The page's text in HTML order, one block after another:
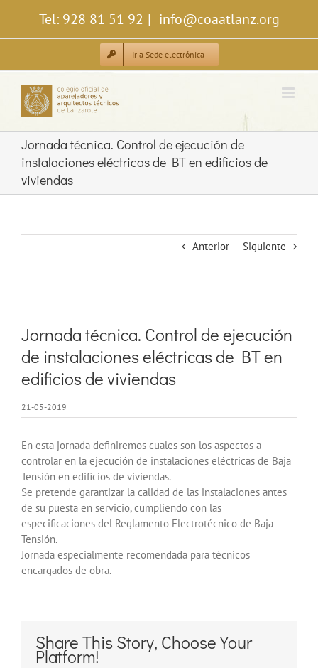
contenido
Tel: 928 81 51 92 | info@coaatlanz.org
Ir a Sede electrónica
Jornada técnica. Control de ejecución de
instalaciones eléctricas de BT en edificios de
viviendas
Anterior Siguiente
más
grande
Jornada técnica. Control de ejecución
de instalaciones eléctricas de BT en
edificios de viviendas
21-05-2019
En esta jornada definiremos cuales son los aspectos a
controlar en la ejecución de instalaciones eléctricas de Baja
Tensión en edificios de viviendas.
Se pretende garantizar la calidad de las instalaciones antes
de su puesta en servicio, cumpliendo con las
especificaciones del Reglamento Electrotécnico de Baja
Tensión.
Jornada especialmente recomendada para técnicos
encargados de obra.
Share This Story, Choose Your
Platform!